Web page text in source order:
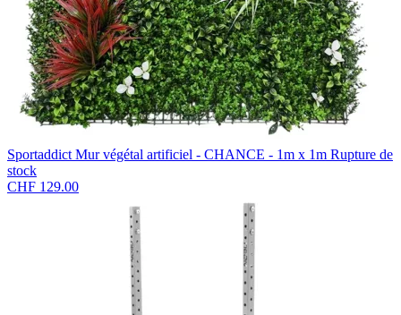
Sportaddict Mur végétal artificiel - CHANCE - 1m x 1m Rupture de
stock
CHF 129.00